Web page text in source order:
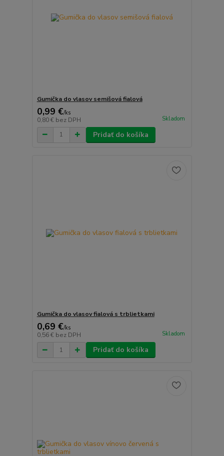
Gumička do vlasov semišová fialová
0,99 €/ks
0,80 € bez DPH Skladom
Pridať do košíka
Gumička do vlasov fialová s trblietkami
0,69 €/ks
0,56 € bez DPH Skladom
Pridať do košíka